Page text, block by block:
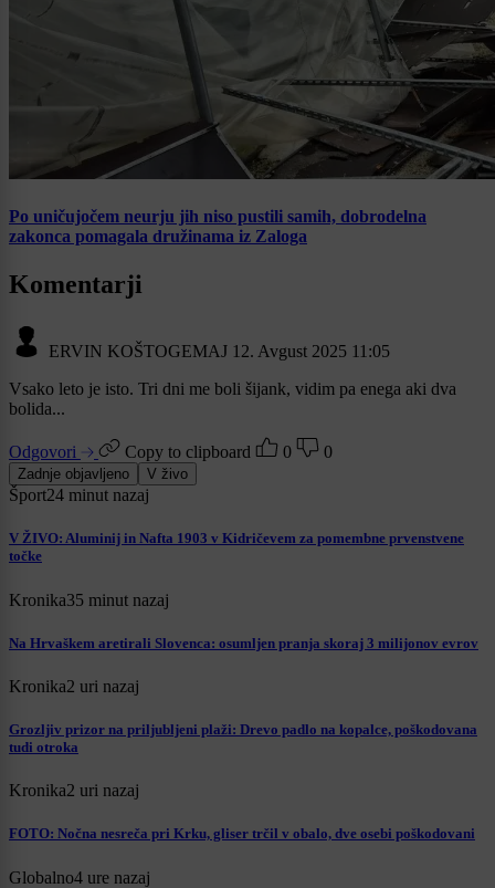
Po uničujočem neurju jih niso pustili samih, dobrodelna
zakonca pomagala družinama iz Zaloga
Komentarji
ERVIN KOŠTOGEMAJ 12. Avgust 2025 11:05
Vsako leto je isto. Tri dni me boli šijank, vidim pa enega aki dva
bolida...
Odgovori Copy to clipboard 0 0
Zadnje objavljeno V živo
Šport24 minut nazaj
V ŽIVO: Aluminij in Nafta 1903 v Kidričevem za pomembne prvenstvene
točke
Kronika35 minut nazaj
Na Hrvaškem aretirali Slovenca: osumljen pranja skoraj 3 milijonov evrov
Kronika2 uri nazaj
Grozljiv prizor na priljubljeni plaži: Drevo padlo na kopalce, poškodovana
tudi otroka
Kronika2 uri nazaj
FOTO: Nočna nesreča pri Krku, gliser trčil v obalo, dve osebi poškodovani
Globalno4 ure nazaj